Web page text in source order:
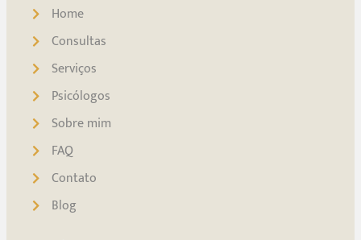
Home
Consultas
Serviços
Psicólogos
Sobre mim
FAQ
Contato
Blog